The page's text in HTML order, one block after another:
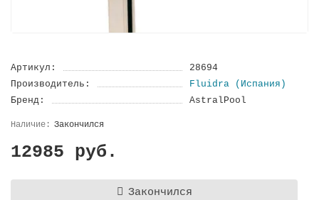
Артикул:
28694
Производитель:
Fluidra (Испания)
Бренд:
AstralPool
Закончился
12985 руб.
Закончился